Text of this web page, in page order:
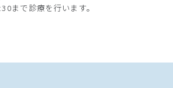
で診療を行います。